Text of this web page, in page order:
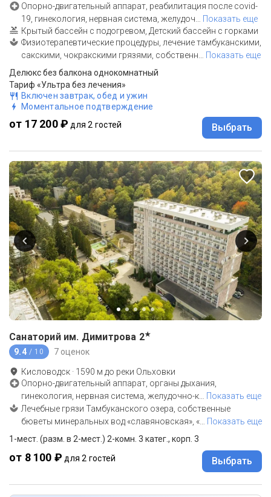
Опорно-двигательный аппарат, реабилитация после covid-
19, гинекология, нервная система, желудоч
Показать еще
Крытый бассейн с подогревом, Детский бассейн с горками
Физиотерапевтические процедуры, лечение тамбуканскими,
сакскими, чокракскими грязями, собственн
Показать еще
Делюкс без балкона однокомнатный
Тариф «Ультра без лечения»
Включен завтрак, обед и ужин
Моментальное подтверждение
от 17 200 ₽ для 2 гостей Выбрать
Санаторий им. Димитрова 2★
9.4 / 10 7 оценок
Кисловодск · 1590 м до реки Ольховки
Опорно-двигательный аппарат, органы дыхания,
гинекология, нервная система, желудочно-к… Показать еще
Лечебные грязи Тамбуканского озера, собственные
бюветы минеральных вод «славяновская», «… Показать еще
1-мест. (разм. в 2-мест.) 2-комн. 3 катег., корп. 3
от 8 100 ₽ для 2 гостей Выбрать